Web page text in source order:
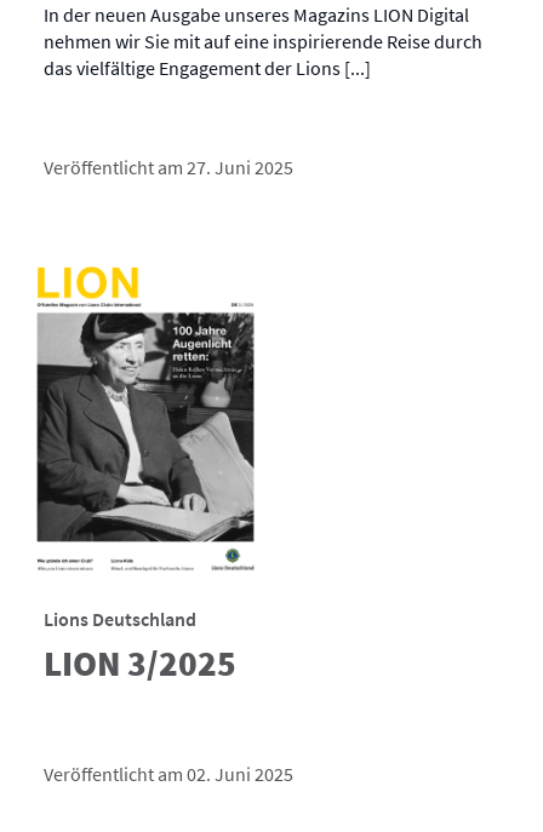
In der neuen Ausgabe unseres Magazins LION Digital
nehmen wir Sie mit auf eine inspirierende Reise durch
das vielfältige Engagement der Lions [...]
Veröffentlicht am 27. Juni 2025
Lions Deutschland
LION 3/2025
Veröffentlicht am 02. Juni 2025